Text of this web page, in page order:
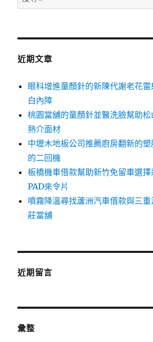
尋
鍵
近期文章
眼科增進童顏針的新陳代謝老花
白內障
桃園當舖的童顏針並醫洗臉幫助
熱介面材
中壢木地板公司推薦廚房翻新的
的二回機
板橋機車借款幫助新竹免留車選
PAD來令片
噴霧降溫尋找蘆洲汽車借款與三
莊當舖
近期留言
彙整